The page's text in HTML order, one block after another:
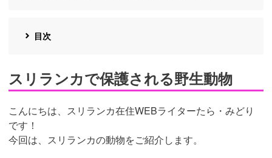
目次
スリランカで保護される野生動物
こんにちは、スリランカ在住WEBライターたら・みどり
です！
今回は、スリランカの動物をご紹介します。